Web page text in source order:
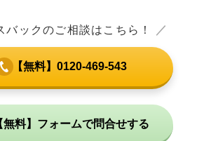
バックのご相談はこちら！ ／
【無料】0120-469-543
無料】フォームで問合せする